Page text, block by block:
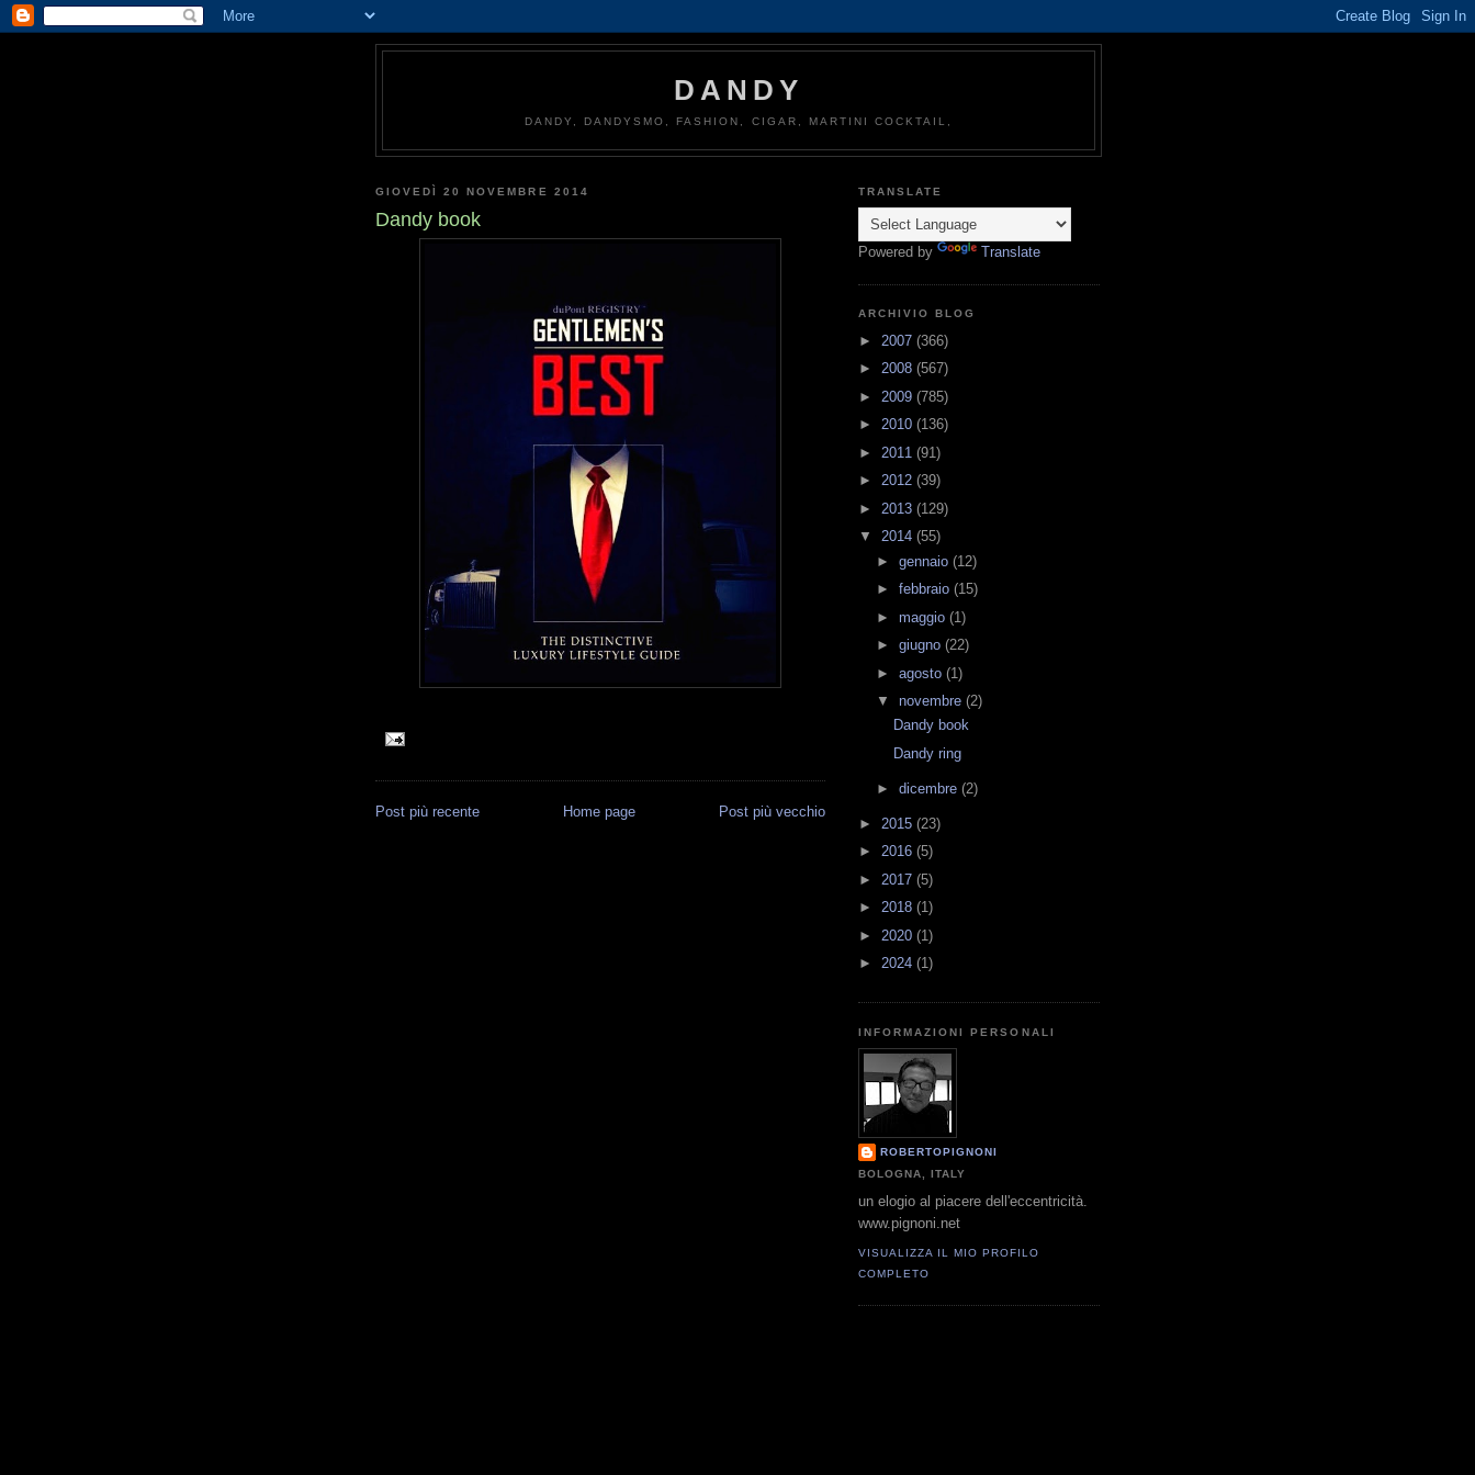
DANDY
DANDY, DANDYSMO, FASHION, CIGAR, MARTINI COCKTAIL,
GIOVEDÌ 20 NOVEMBRE 2014
Dandy book
Post più recente Post più vecchio
Home page
TRANSLATE
Powered by Translate
ARCHIVIO BLOG
► 2007 (366)
► 2008 (567)
► 2009 (785)
► 2010 (136)
► 2011 (91)
► 2012 (39)
► 2013 (129)
▼ 2014 (55)
► gennaio (12)
► febbraio (15)
► maggio (1)
► giugno (22)
► agosto (1)
▼ novembre (2)
Dandy book
Dandy ring
► dicembre (2)
► 2015 (23)
► 2016 (5)
► 2017 (5)
► 2018 (1)
► 2020 (1)
► 2024 (1)
INFORMAZIONI PERSONALI
ROBERTOPIGNONI
BOLOGNA, ITALY
un elogio al piacere dell'eccentricità.
www.pignoni.net
VISUALIZZA IL MIO PROFILO
COMPLETO